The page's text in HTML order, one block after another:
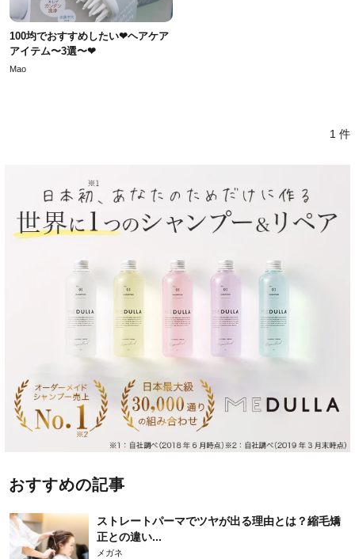
100均でおすすめしたい❤︎ヘアケア
アイテム〜3選〜❤︎
Mao
1 件
おすすめの記事
ストレートパーマでツヤが出る理由とは？縮毛矯
正との違い...
メガネ